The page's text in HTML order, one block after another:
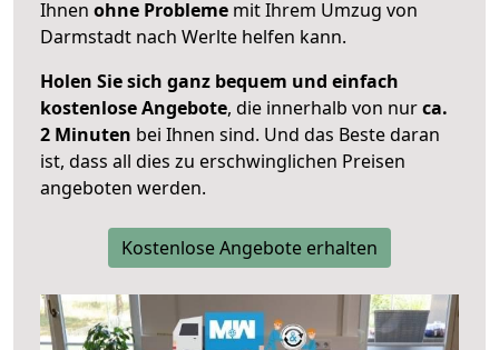
Ihnen ohne Probleme mit Ihrem Umzug von
Darmstadt nach Werlte helfen kann.
Holen Sie sich ganz bequem und einfach
kostenlose Angebote, die innerhalb von nurca.
2 Minuten bei Ihnen sind. Und das Beste daran
ist, dass all dies zu erschwinglichen Preisen
angeboten werden.
Kostenlose Angebote erhalten